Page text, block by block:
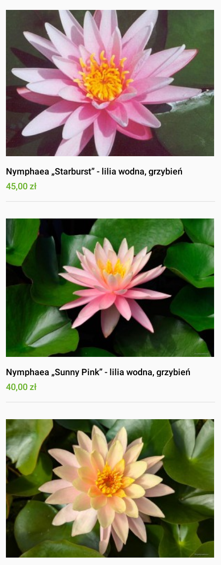
Nymphaea „Starburst” - lilia wodna, grzybień
45,00 zł
Nymphaea „Sunny Pink” - lilia wodna, grzybień
40,00 zł